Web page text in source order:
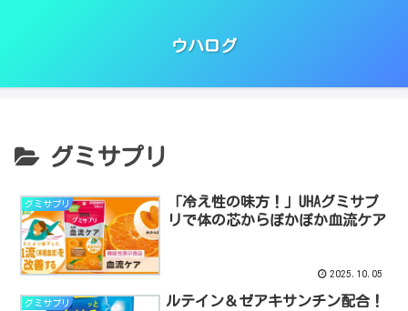
ウハログ
グミサプリ
グミサプリ
「冷え性の味方！」UHAグミサプ
リで体の芯からぽかぽか血流ケア
2025.10.05
グミサプリ
ルテイン＆ゼアキサンチン配合！